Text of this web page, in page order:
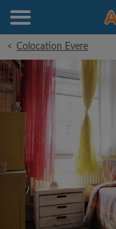
< Colocation Evere